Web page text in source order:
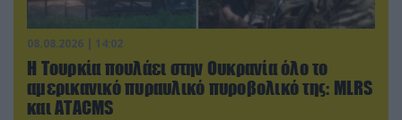
08.08.2026 | 14:02
Η Τουρκία πουλάει στην Ουκρανία όλο το
αμερικανικό πυραυλικό πυροβολικό της: MLRS
και ΑΤΑCMS